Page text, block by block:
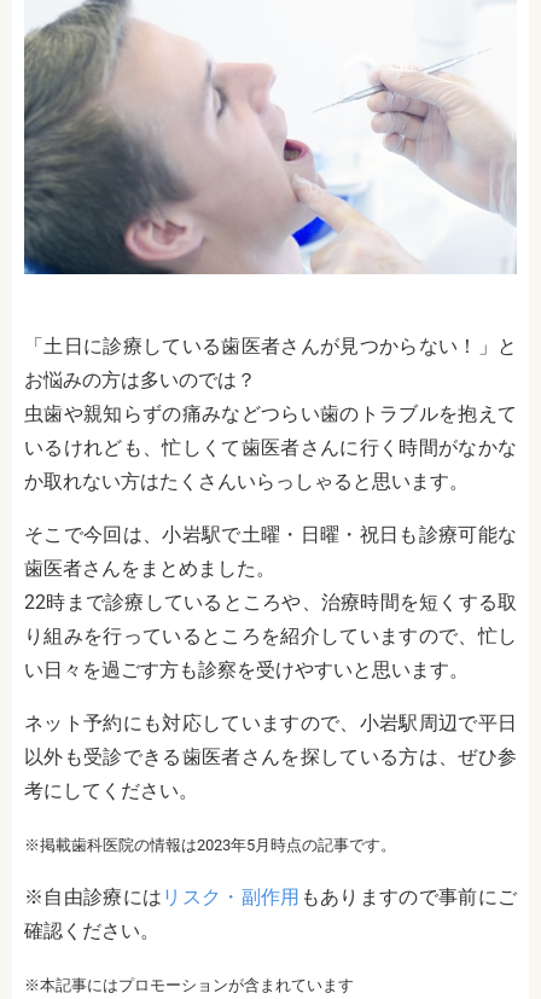
生活
「土日に診療している歯医者さんが見つからない！」と
お悩みの方は多いのでは？
虫歯や親知らずの痛みなどつらい歯のトラブルを抱えて
いるけれども、忙しくて歯医者さんに行く時間がなかな
か取れない方はたくさんいらっしゃると思います。
そこで今回は、小岩駅で土曜・日曜・祝日も診療可能な
歯医者さんをまとめました。
22時まで診療しているところや、治療時間を短くする取
り組みを行っているところを紹介していますので、忙し
い日々を過ごす方も診察を受けやすいと思います。
ネット予約にも対応していますので、小岩駅周辺で平日
以外も受診できる歯医者さんを探している方は、ぜひ参
考にしてください。
※掲載歯科医院の情報は2023年5月時点の記事です。
※自由診療には リスク・副作用 もありますので事前にご
確認ください。
※本記事にはプロモーションが含まれています